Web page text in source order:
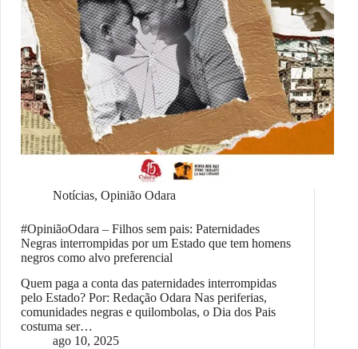
Notícias, Opinião Odara
#OpiniãoOdara – Filhos sem pais: Paternidades
Negras interrompidas por um Estado que tem homens
negros como alvo preferencial
Quem paga a conta das paternidades interrompidas
pelo Estado? Por: Redação Odara Nas periferias,
comunidades negras e quilombolas, o Dia dos Pais
costuma ser…
ago 10, 2025